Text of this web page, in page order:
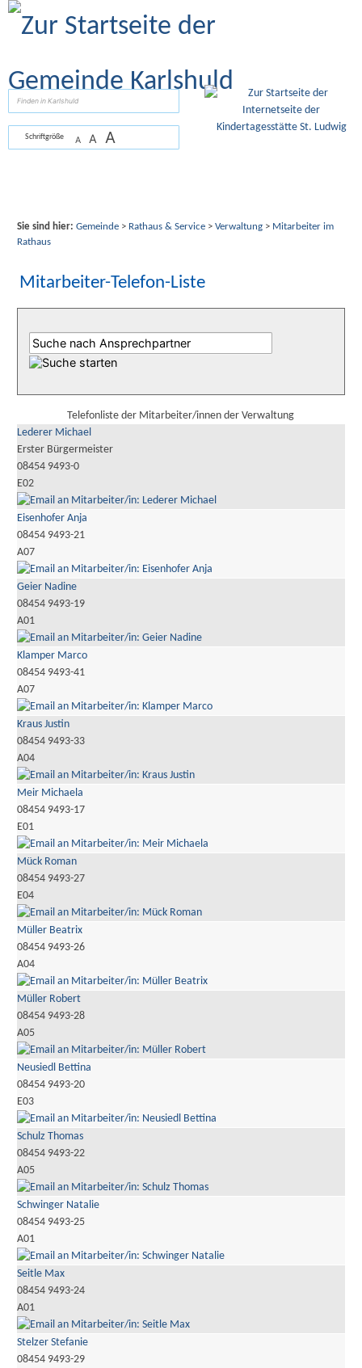
Zum Inhalt
Schriftgröße A A A
Sie sind hier: Gemeinde> Rathaus & Service> Verwaltung> Mitarbeiter im
Rathaus
Mitarbeiter-Telefon-Liste
Telefonliste der Mitarbeiter/innen der Verwaltung
Lederer Michael
Erster Bürgermeister
08454 9493-0
E02
Eisenhofer Anja
08454 9493-21
A07
Geier Nadine
08454 9493-19
A01
Klamper Marco
08454 9493-41
A07
Kraus Justin
08454 9493-33
A04
Meir Michaela
08454 9493-17
E01
Mück Roman
08454 9493-27
E04
Müller Beatrix
08454 9493-26
A04
Müller Robert
08454 9493-28
A05
Neusiedl Bettina
08454 9493-20
E03
Schulz Thomas
08454 9493-22
A05
Schwinger Natalie
08454 9493-25
A01
Seitle Max
08454 9493-24
A01
Stelzer Stefanie
08454 9493-29